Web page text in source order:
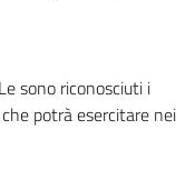
sono riconosciuti i
potrà esercitare nei